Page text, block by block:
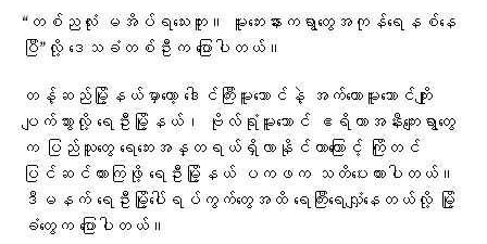
“တစ်ညလုံး မအိပ်ရသေးဘူး။ မူးဘေးနားကရွာတွေအကုန်ရေနစ်နေ
ပြီ”လို့ ဒေသခံတစ်ဦးက ပြောပါတယ်။
တန့်ဆည်မြို့နယ်မှာတော့ ဒေါင်ကြီးမူးဘောင်နဲ့ အက်တောမူးဘောင်ကျိုး
ပျက်သွားလို့ ရေဦးမြို့နယ်၊ ဗိုလ်ရုံမူးဘောင် ဧရိယာအနီးကျေးရွာတွေ
က ပြည်သူတွေ ရေဘေးအန္တရယ်ရှိလာနိုင်တာကြောင့် ကြိုတင်
ပြင်ဆင်ထားကြဖို့ ရေဦးမြို့နယ် ပကဖက သတိပေးထားပါတယ်။
ဒီမနက် ရေဦးမြို့ပေါ်ရပ်ကွက်တွေအထိ ရေကြီးရေလျှံနေတယ်လို့ မြို့
ခံတွေက ပြောပါတယ်။